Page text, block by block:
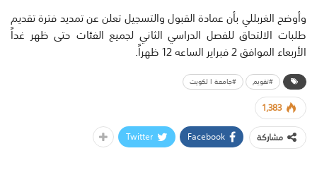
وأوضح الغربللي بأن عمادة القبول والتسجيل تعلن عن تمديد فترة تقديم
طلبات الالتحاق للفصل الدراسي الثاني لجميع الفئات حتى ظهر غداً
الأربعاء الموافق 2 فبراير الساعه 12 ظهراً.
#تقويم #جامعة ا لكويت
1,383
مشاركة
Facebook
Twitter